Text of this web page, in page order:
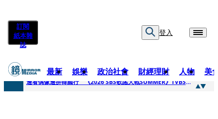
訂閱
紙本雜
誌
登入
最新 娛樂 政治社會 財經理財 人物 美
快訊
邊看偶像邊拚韓國行 《2026 SBS歌謠大戰SUMMER》TVBS直播祭追星福利